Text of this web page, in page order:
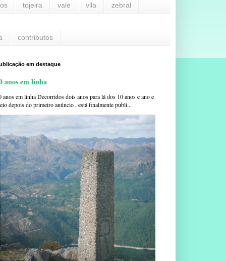
tojeira vale vila zebral
contributos
em destaque
anos em linha
anos em linha Decorridos dois anos para lá dos 10 anos e ano e
depois do primeiro anúncio , está finalmente publi...